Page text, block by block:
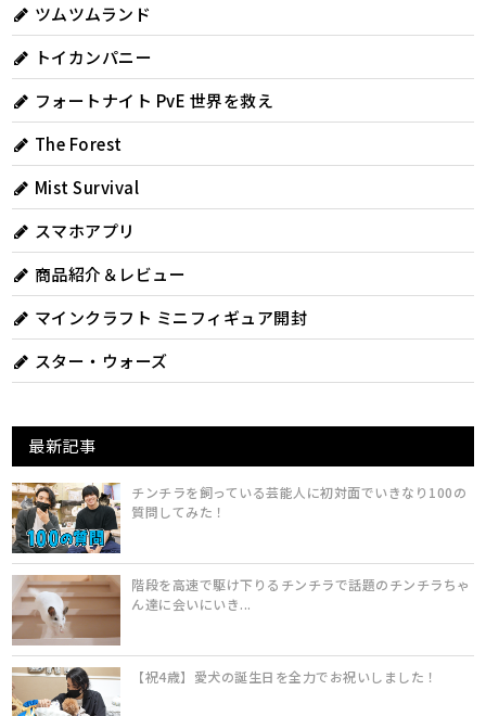
ツムツムランド
トイカンパニー
フォートナイト PvE 世界を救え
The Forest
Mist Survival
スマホアプリ
商品紹介＆レビュー
マインクラフト ミニフィギュア開封
スター・ウォーズ
最新記事
チンチラを飼っている芸能人に初対面でいきなり100の
質問してみた！
階段を高速で駆け下りるチンチラで話題のチンチラちゃ
ん達に会いにいき...
【祝4歳】愛犬の誕生日を全力でお祝いしました！